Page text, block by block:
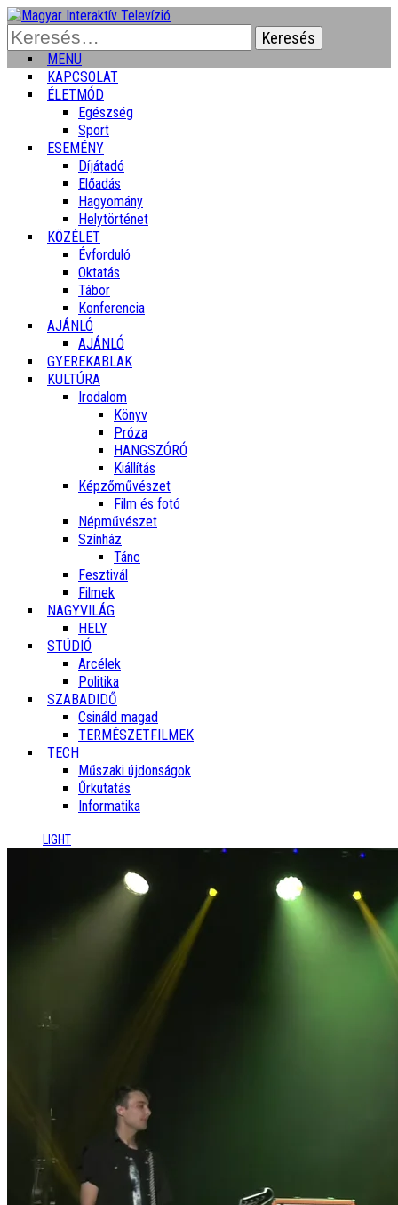
Keresés:
MENU
KAPCSOLAT
ÉLETMÓD
Egészség
Sport
ESEMÉNY
Díjátadó
Előadás
Hagyomány
Helytörténet
KÖZÉLET
Évforduló
Oktatás
Tábor
Konferencia
AJÁNLÓ
AJÁNLÓ
GYEREKABLAK
KULTÚRA
Irodalom
Könyv
Próza
HANGSZÓRÓ
Kiállítás
Képzőművészet
Film és fotó
Népművészet
Színház
Tánc
Fesztivál
Filmek
NAGYVILÁG
HELY
STÚDIÓ
Arcélek
Politika
SZABADIDŐ
Csináld magad
TERMÉSZETFILMEK
TECH
Műszaki újdonságok
Űrkutatás
Informatika
LIGHT